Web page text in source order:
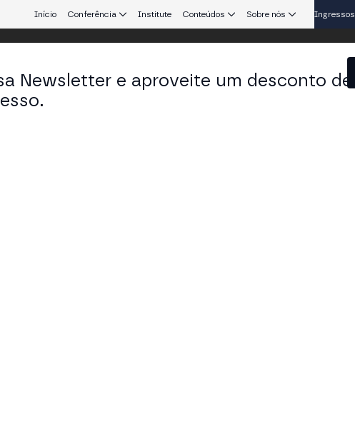
Início Conferência Institute Conteúdos Sobre nós Ingressos
Europa e América Latina.
como Hub Global de Blockchain
Newsletter e aproveite um desconto de